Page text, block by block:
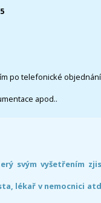
po telefonické
apod..
svým vyšetřením
lékař v nemocnici